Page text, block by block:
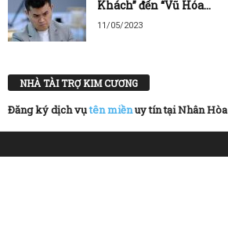
Khách” đến “Vũ Hóa...
11/05/2023
NHÀ TÀI TRỢ KIM CƯƠNG
Đăng ký dịch vụtên miềnuy tín tại Nhân Hòa